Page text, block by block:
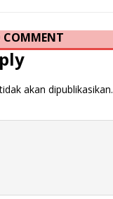
COMMENT
akan dipublikasikan.